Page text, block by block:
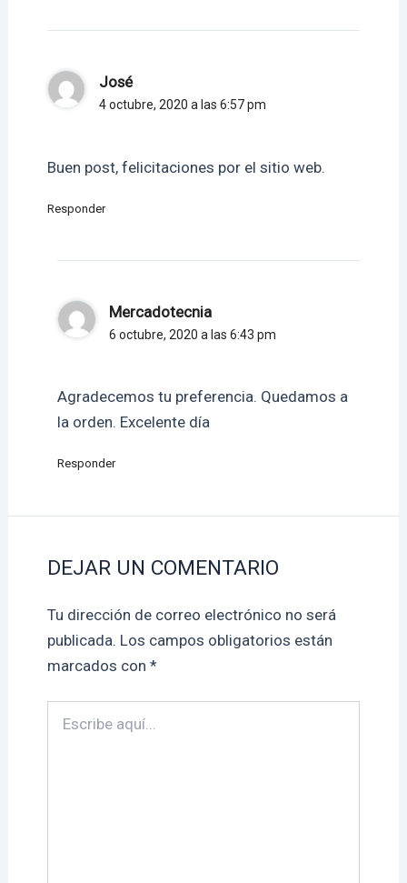
José
4 octubre, 2020 a las 6:57 pm
Buen post, felicitaciones por el sitio web.
Responder
Mercadotecnia
6 octubre, 2020 a las 6:43 pm
Agradecemos tu preferencia. Quedamos a
la orden. Excelente día
Responder
DEJAR UN COMENTARIO
Tu dirección de correo electrónico no será
publicada. Los campos obligatorios están
marcados con *
aquí...